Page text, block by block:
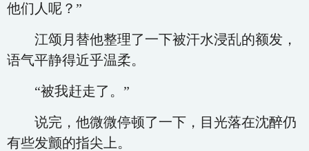
他们人呢？”
江颂月替他整理了一下被汗水浸乱的额发，
语气平静得近乎温柔。
“被我赶走了。”
说完，他微微停顿了一下，目光落在沈醉仍
有些发颤的指尖上。